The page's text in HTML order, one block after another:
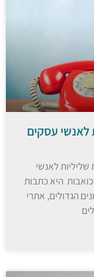
לאנשי עסקים
לאנשי
היא כתבות
הגדולים, אתרי